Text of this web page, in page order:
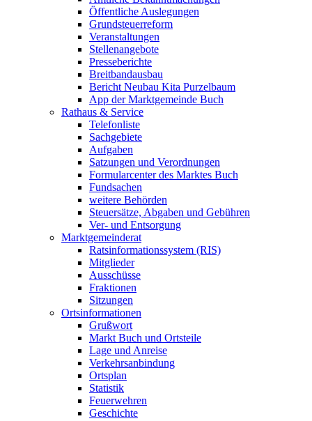
Öffentliche Auslegungen
Grundsteuerreform
Veranstaltungen
Stellenangebote
Presseberichte
Breitbandausbau
Bericht Neubau Kita Purzelbaum
App der Marktgemeinde Buch
Rathaus & Service
Telefonliste
Sachgebiete
Aufgaben
Satzungen und Verordnungen
Formularcenter des Marktes Buch
Fundsachen
weitere Behörden
Steuersätze, Abgaben und Gebühren
Ver- und Entsorgung
Marktgemeinderat
Ratsinformationssystem (RIS)
Mitglieder
Ausschüsse
Fraktionen
Sitzungen
Ortsinformationen
Grußwort
Markt Buch und Ortsteile
Lage und Anreise
Verkehrsanbindung
Ortsplan
Statistik
Feuerwehren
Geschichte